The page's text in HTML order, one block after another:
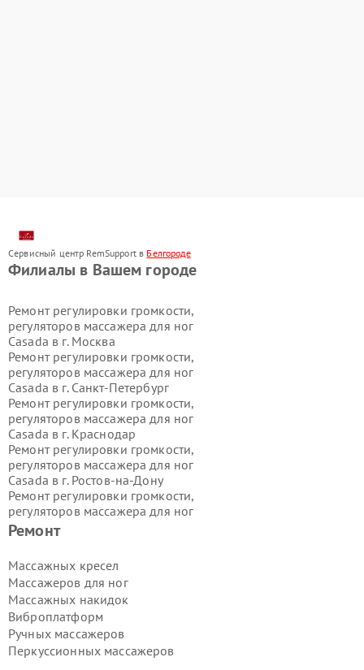
Сервисный центр RemSupport в Белгороде
Ремонт
Массажных кресел
Массажеров для ног
Массажных накидок
Виброплатформ
Ручных массажеров
Перкуссионных массажеров
Филиалы в Вашем городе
Ремонт регулировки громкости,
регуляторов массажера для ног
Casada в г. Москва
Ремонт регулировки громкости,
регуляторов массажера для ног
Casada в г. Санкт-Петербург
Ремонт регулировки громкости,
регуляторов массажера для ног
Casada в г. Краснодар
Ремонт регулировки громкости,
регуляторов массажера для ног
Casada в г. Ростов-на-Дону
Ремонт регулировки громкости,
регуляторов массажера для ног
Casada в г.
регуляторов массажера для ног
Casada в г.Новосибирск
Ремонт регулировки громкости,
регуляторов массажера для ног
Casada в г.Екатеринбург
Ремонт регулировки громкости,
регуляторов массажера для ног